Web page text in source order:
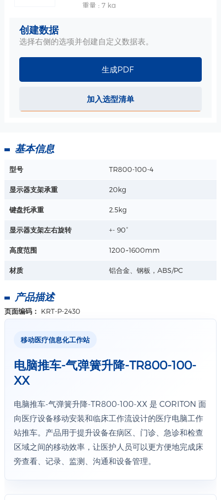
重量 : 7 kg
桌面外围尺寸：511*538mm
桌面实际使用尺寸：473*323mm
键盘托外围尺寸：449*240mm
详情+
电源盒 规格
打印机托盘尺寸：450*265*15mm
创建数据
选择右侧的选项并创建自定义数据表。
生成PDF
加入选型清单
基本信息
型号 TR800-100-4
显示器支架承重 20kg
键盘托承重 2.5kg
显示器支架左右旋转 +- 90°
高度范围 1200~1600mm
材质 铝合金、钢板，ABS/PC
产品描述
页面编码： KRT-P-2430
移动医疗信息化工作站
电脑推车-气弹簧升降-TR800-100-
XX
电脑推车-气弹簧升降-TR800-100-XX 是 CORITON 面
向医疗设备移动安装和临床工作流设计的医疗电脑工作
站推车。产品用于提升设备在病区、门诊、急诊和检查
区域之间的移动效率，让医护人员可以更方便地完成床
旁查看、记录、监测、沟通和设备管理。